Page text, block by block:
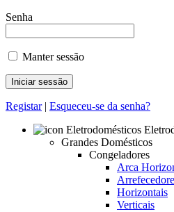
Senha
Manter sessão
Registar| Esqueceu-se da senha?
Grandes Domésticos
Congeladores
Arca
Horizontais
Verticais